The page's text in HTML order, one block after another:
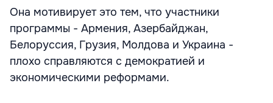
Она мотивирует это тем, что участники
программы - Армения, Азербайджан,
Белоруссия, Грузия, Молдова и Украина -
плохо справляются с демократией и
экономическими реформами.